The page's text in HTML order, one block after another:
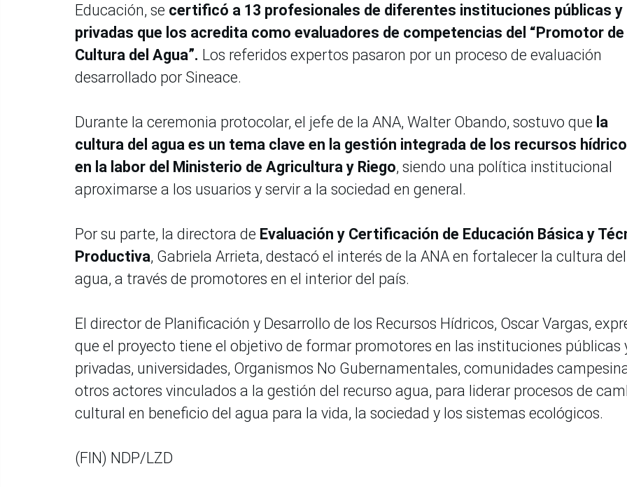
Educación, se certificó a 13 profesionales de diferentes instituciones públicas y
privadas que los acredita como evaluadores de competencias del “Promotor de
Cultura del Agua”. Los referidos expertos pasaron por un proceso de evaluación
desarrollado por Sineace.
Durante la ceremonia protocolar, el jefe de la ANA, Walter Obando, sostuvo que la
cultura del agua es un tema clave en la gestión integrada de los recursos
en la labor del Ministerio de Agricultura y Riego, siendo una política institucional
aproximarse a los usuarios y servir a la sociedad en general.
Por su parte, la directora de Evaluación y Certificación de Educación Básica y
Productiva, Gabriela Arrieta, destacó el interés de la ANA en fortalecer la cultura del
agua, a través de promotores en el interior del país.
El director de Planificación y Desarrollo de los Recursos Hídricos, Oscar Vargas,
que el proyecto tiene el objetivo de formar promotores en las instituciones públicas
privadas, universidades, Organismos No Gubernamentales, comunidades
otros actores vinculados a la gestión del recurso agua, para liderar procesos de
cultural en beneficio del agua para la vida, la sociedad y los sistemas ecológicos.
(FIN) NDP/LZD